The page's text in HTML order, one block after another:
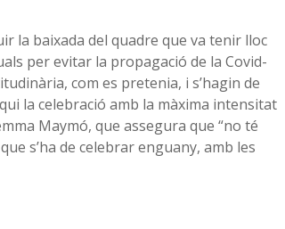
la baixada del quadre que va tenir lloc
per evitar la propagació de la Covid-
com es pretenia, i s’hagin de
la celebració amb la màxima intensitat
Maymó, que assegura que “no té
s’ha de celebrar enguany, amb les